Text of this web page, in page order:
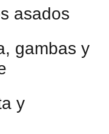
asados
gambas y
y